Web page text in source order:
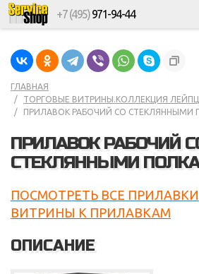
+7 (495)971-94-44
ГЛАВНАЯ
ТОРГОВЫЕ ВИТРИНЫ.КОЛЛЕКЦИЯ
ПРИЛАВОК РАБОЧИЙ СО СТЕКЛЯННЫМИ
ПРИЛАВОК РАБОЧИЙ
СТЕКЛЯННЫМИ
ПОСМОТРЕТЬ ВСЕ ПРИЛАВКИ
ВИТРИНЫ К ПРИЛАВКАМ
ОПИСАНИЕ